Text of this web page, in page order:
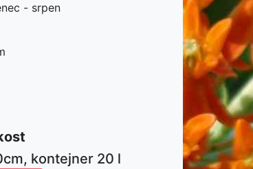
- srpen
kontejner 20 l